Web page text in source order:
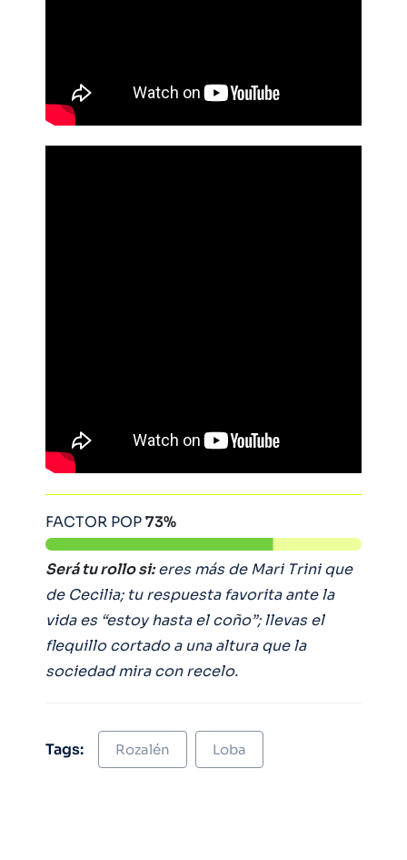
FACTOR POP73%
Será tu rollo si:eres más de Mari Trini que
de Cecilia; tu respuesta favorita ante la
vida es “estoy hasta el coño”; llevas el
flequillo cortado a una altura que la
sociedad mira con recelo.
Tags: Rozalén Loba